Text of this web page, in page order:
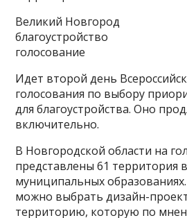
Великий Новгород
благоустройство
голосование
Идет второй день
голосования по выбору
для благоустройства. Оно
включительно.
В Новгородской области на
представлены 61 территория
муниципальных
можно выбрать дизайн-
территорию, которую по